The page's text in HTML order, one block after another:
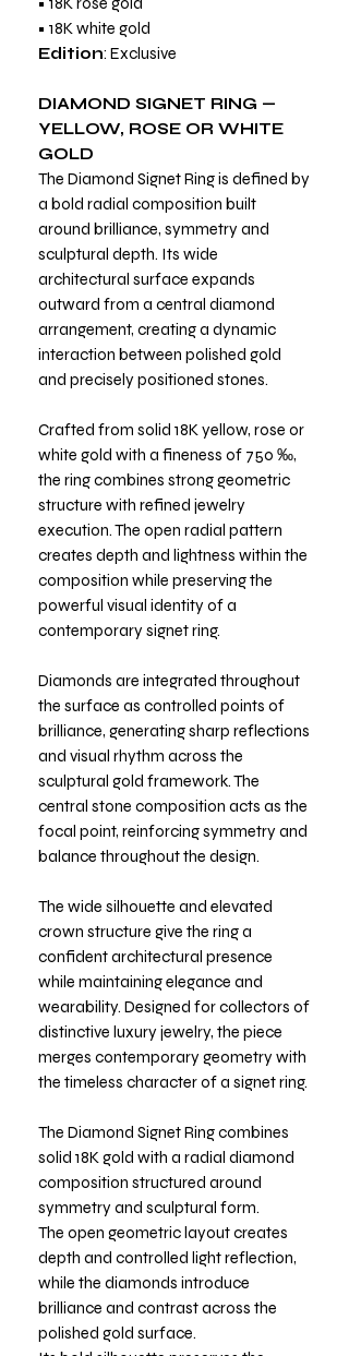
• 18K white gold
Edition: Exclusive
DIAMOND SIGNET RING —
YELLOW, ROSE OR WHITE
GOLD
The Diamond Signet Ring is defined by
a bold radial composition built
around brilliance, symmetry and
sculptural depth. Its wide
architectural surface expands
outward from a central diamond
arrangement, creating a dynamic
interaction between polished gold
and precisely positioned stones.
Crafted from solid 18K yellow, rose or
white gold with a fineness of 750 ‰,
the ring combines strong geometric
structure with refined jewelry
execution. The open radial pattern
creates depth and lightness within the
composition while preserving the
powerful visual identity of a
contemporary signet ring.
Diamonds are integrated throughout
the surface as controlled points of
brilliance, generating sharp reflections
and visual rhythm across the
sculptural gold framework. The
central stone composition acts as the
focal point, reinforcing symmetry and
balance throughout the design.
The wide silhouette and elevated
crown structure give the ring a
confident architectural presence
while maintaining elegance and
wearability. Designed for collectors of
distinctive luxury jewelry, the piece
merges contemporary geometry with
the timeless character of a signet ring.
The Diamond Signet Ring combines
solid 18K gold with a radial diamond
composition structured around
symmetry and sculptural form.
The open geometric layout creates
depth and controlled light reflection,
while the diamonds introduce
brilliance and contrast across the
polished gold surface.